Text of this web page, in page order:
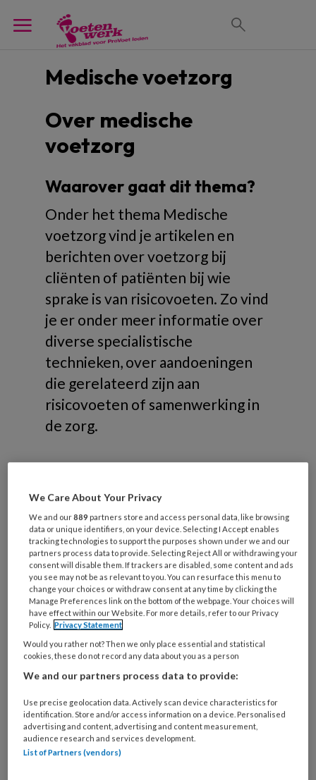
Medische voetzorg
Over medische
voetzorg
Waarover gaat dit thema?
Onder het thema Medische
voetzorg vind je artikelen en
berichten over voetzorg bij
cliënten of patiënten bij wie
sprake is van risicovoeten. Zo vind
je er onder meer informatie over
diverse specialistische
technieken, over aandoeningen
die gerelateerd zijn aan
risicovoeten of samenwerking in
de zorg.
Onderwerpen
Risicovoeten
Diabetische voet
Reumatische voet
Oncologische voet
Spastische voet
Oudere voet
Verwaarloosde voet
Specialistische technieken
Nagelreparatie
Nagelregulatie
Orthese
We Care About Your Privacy
We and our889 partners store and access personal data, like browsing
data or unique identifiers, on your device. Selecting I Accept enables
tracking technologies to support the purposes shown under we and our
partners process data to provide. Selecting Reject All or withdrawing your
consent will disable them. If trackers are disabled, some content and ads
you see may not be as relevant to you. You can resurface this menu to
change your choices or withdraw consent at any time by clicking the
Manage Preferences link on the bottom of the webpage. Your choices will
have effect within our Website. For more details, refer to our Privacy
Policy. Privacy Statement
Would you rather not? Then we only place essential and statistical
cookies, these do not record any data about you as a person
We and our partners process data to provide:
Use precise geolocation data. Actively scan device characteristics for
identification. Store and/or access information on a device. Personalised
advertising and content, advertising and content measurement,
audience research and services development.
List of Partners (vendors)